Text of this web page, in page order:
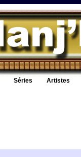
Séries Artistes